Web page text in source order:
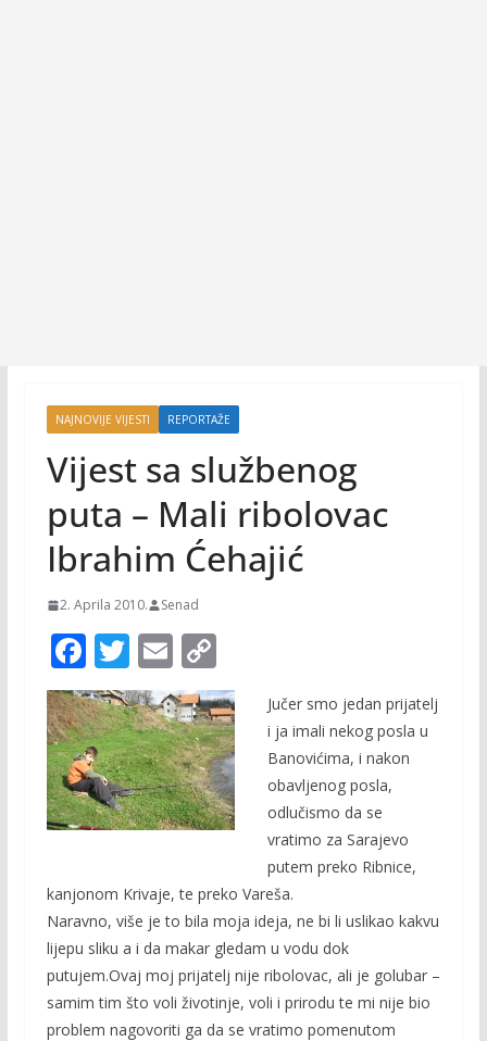
NAJNOVIJE VIJESTI REPORTAŽE
Vijest sa službenog
puta – Mali ribolovac
Ibrahim Ćehajić
2. Aprila 2010. Senad
F
ac
e
b
o
o
T
w
itt
er
E
m
ai
l
C
o
p
y
Li
n
Jučer smo jedan prijatelj
i ja imali nekog posla u
Banovićima, i nakon
obavljenog posla,
odlučismo da se
vratimo za Sarajevo
putem preko Ribnice,
kanjonom Krivaje, te preko Vareša.
Naravno, više je to bila moja ideja, ne bi li uslikao kakvu
lijepu sliku a i da makar gledam u vodu dok
putujem.Ovaj moj prijatelj nije ribolovac, ali je golubar –
samim tim što voli životinje, voli i prirodu te mi nije bio
problem nagovoriti ga da se vratimo pomenutom